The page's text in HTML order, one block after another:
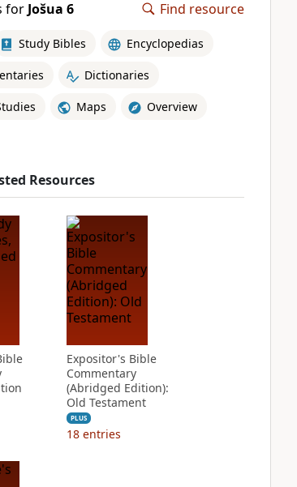
for Jošua 6 Find resource
Study Bibles Encyclopedias
Dictionaries
Maps Overview
Resources
Expositor's Bible
Commentary
(Abridged Edition):
Old Testament
PLUS
18 entries